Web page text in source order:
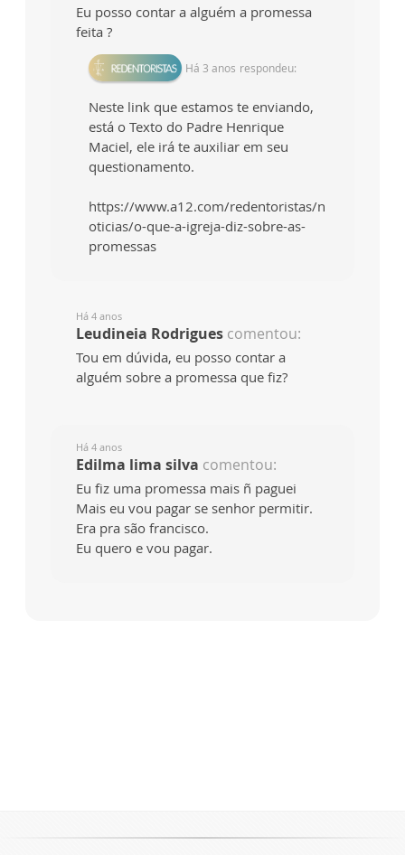
Eu posso contar a alguém a promessa
feita ?
Há 3 anos respondeu:
Neste link que estamos te enviando,
está o Texto do Padre Henrique
Maciel, ele irá te auxiliar em seu
questionamento.
https://www.a12.com/redentoristas/n
oticias/o-que-a-igreja-diz-sobre-as-
promessas
Há 4 anos
Leudineia Rodrigues comentou:
Tou em dúvida, eu posso contar a
alguém sobre a promessa que fiz?
Há 4 anos
Edilma lima silva comentou:
Eu fiz uma promessa mais ñ paguei
Mais eu vou pagar se senhor permitir.
Era pra são francisco.
Eu quero e vou pagar.